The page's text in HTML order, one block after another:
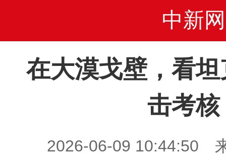
中新网
在大漠戈壁，看
击考核
2026-06-09 10:44:50